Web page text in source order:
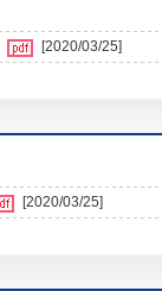
[2020/03/25]
[2020/03/25]